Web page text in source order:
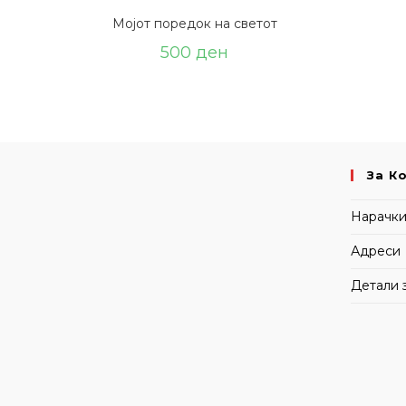
Мојот поредок на светот
500 ден
За
Нарачки
Адреси
Детали